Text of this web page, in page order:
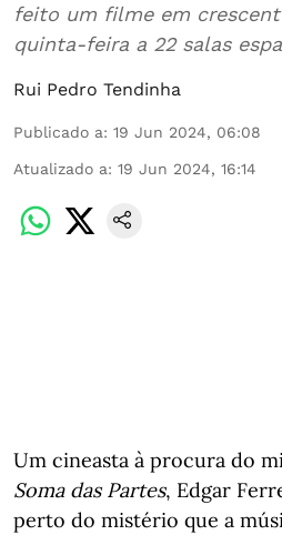
feito um filme em
quinta-feira a 22 salas
Rui Pedro Tendinha
Publicado a: 19 Jun 2024, 06:08
Atualizado a: 19 Jun 2024, 16:14
Um cineasta à procura do
Soma das Partes, Edgar
perto do mistério que a